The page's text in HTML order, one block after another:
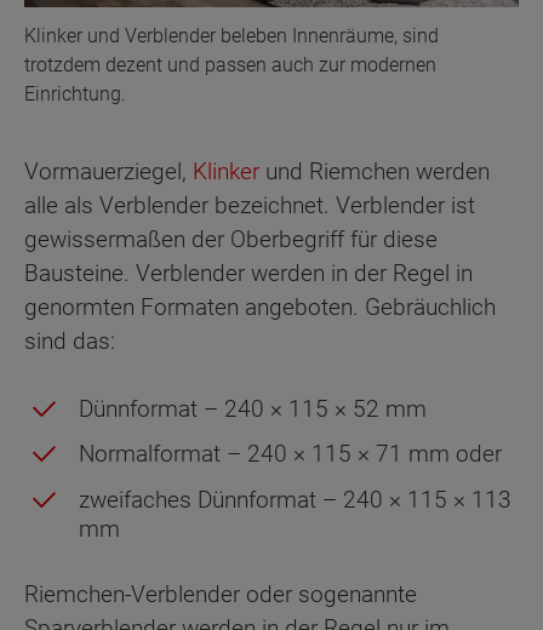
Klinker und Verblender beleben Innenräume, sind
trotzdem dezent und passen auch zur modernen
Einrichtung.
Vormauerziegel, Klinker und Riemchen werden
alle als Verblender bezeichnet. Verblender ist
gewissermaßen der Oberbegriff für diese
Bausteine. Verblender werden in der Regel in
genormten Formaten angeboten. Gebräuchlich
sind das:
Dünnformat – 240 × 115 × 52 mm
Normalformat – 240 × 115 × 71 mm oder
zweifaches Dünnformat – 240 × 115 × 113
mm
Riemchen-Verblender oder sogenannte